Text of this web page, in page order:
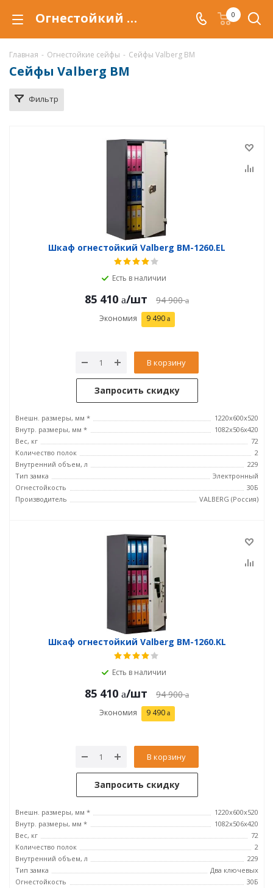
Огнестойкий шкаф Valberg BM купить в Самаре, сейфы Valberg BM с защитой от огня (огнеупорный) по низкой цене c доставкой. 0
Главная - Огнестойкие сейфы - Сейфы Valberg BM
Сейфы Valberg BM
Фильтр
Шкаф огнестойкий Valberg BM-1260.EL
Есть в наличии
85 410 /шт 94 900
Экономия 9 490
В корзину
Запросить скидку
Внешн. размеры, мм *
1220x600x520
Внутр. размеры, мм *
1082x506x420
Вес, кг
72
Количество полок
2
Внутренний объем, л
229
Тип замка
Электронный
Огнестойкость
30Б
Производитель
VALBERG (Россия)
Шкаф огнестойкий Valberg BM-1260.KL
Есть в наличии
85 410 /шт 94 900
Экономия 9 490
В корзину
Запросить скидку
Внешн. размеры, мм *
1220x600x520
Внутр. размеры, мм *
1082x506x420
Вес, кг
72
Количество полок
2
Внутренний объем, л
229
Тип замка
Два ключевых
Огнестойкость
30Б